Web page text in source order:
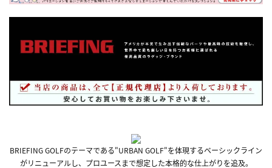
BRIEFING GOLFのテーマである"URBAN GOLF"を体現するベーシックライン
がリニューアルし、プロユースまで想定した本格的な仕上がりを追及。